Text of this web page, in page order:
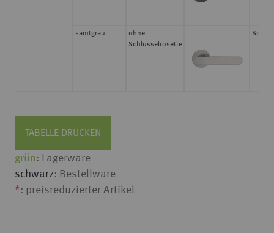
samtgrau
ohne
Schlüsselrosette
TABELLE DRUCKEN
grün: Lagerware
schwarz: Bestellware
*: preisreduzierter Artikel